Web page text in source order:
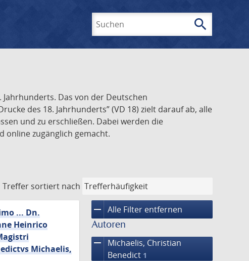
search
Das von der Deutschen
des 18. Jahrhunderts” (VD 18) zielt darauf ab, alle
und zu erschließen. Dabei werden die
online zugänglich gemacht.
Treffer sortiert nach
remove Alle Filter entfernen
Autoren
remove
Michaelis, Christian
Benedict 1
... Dn.
Heinrico
Michaelis,